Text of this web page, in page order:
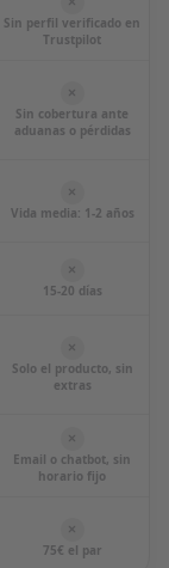
Sin perfil verificado en
Trustpilot
Sin cobertura ante
aduanas o pérdidas
Vida media: 1-2 años
15-20 días
Solo el producto, sin
extras
Email o chatbot, sin
horario fijo
75€ el par